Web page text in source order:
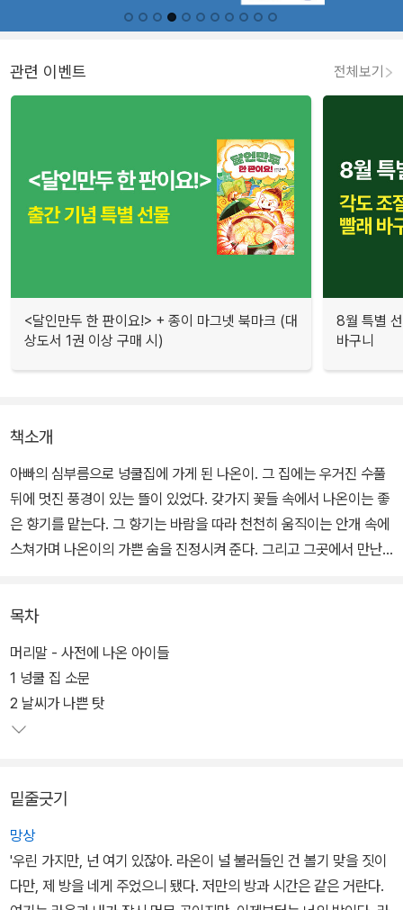
관련 이벤트 전체보기
<달인만두 한 판이요!> + 종이 마그넷 북마크 (대
상도서 1권 이상 구매 시)
8월 특별
바구니
책소개
아빠의 심부름으로 넝쿨집에 가게 된 나온이. 그 집에는 우거진 수풀
뒤에 멋진 풍경이 있는 뜰이 있었다. 갖가지 꽃들 속에서 나온이는 좋
은 향기를 맡는다. 그 향기는 바람을 따라 천천히 움직이는 안개 속에
스쳐가며 나온이의 가쁜 숨을 진정시켜 준다. 그리고 그곳에서 만난
작품의 매력은 배경이 되는 현실 공간과 판타지 세계가 생생하게 묘
사된 점이다. '판타지 동화'라 하면 외국 동화들을 떠올리게 되지만,
한국 아이들의 현실을 담으면서도 상상력을 자극하는 설정과 배경으
로 완성한 책이다.
목차
머리말 - 사전에 나온 아이들
1 넝쿨 집 소문
2 날씨가 나쁜 탓
밑줄긋기
망상
'우린 가지만, 넌 여기 있잖아. 라온이 널 불러들인 건 볼기 맞을 짓이
다만, 제 방을 네게 주었으니 됐다. 저만의 방과 시간은 같은 거란다.